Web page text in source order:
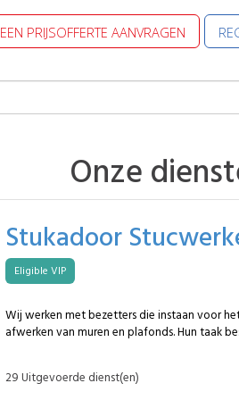
EEN PRIJSOFFERTE AANVRAGEN
Onze
Stukadoor
Eligible VIP
Wij werken met bezetters die instaan voor
afwerken van muren en plafonds. Hun taak
Traditioneel pleisterwerk : manuele afwerking
29 Uitgevoerde dienst(en)